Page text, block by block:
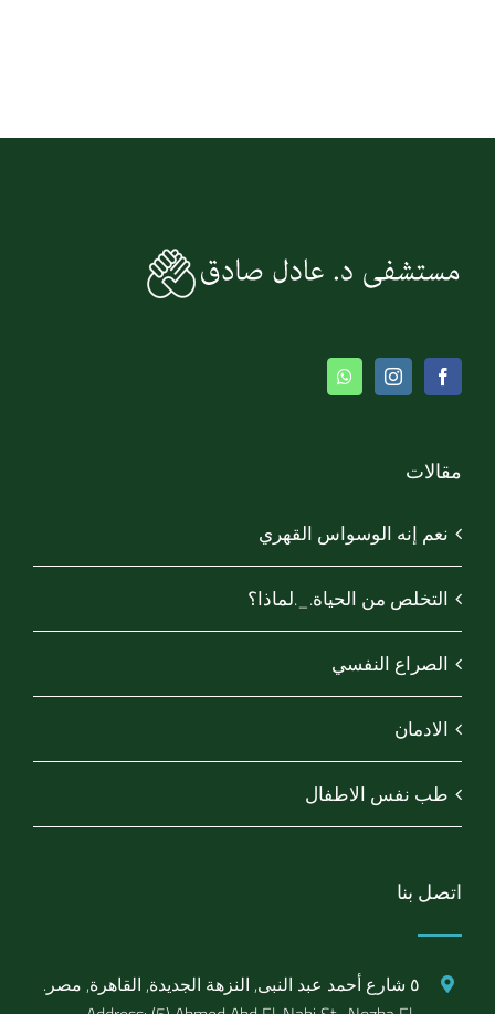
مقالات
نعم إنه الوسواس القهري
التخلص من الحياة._.لماذا؟
الصراع النفسي
الادمان
طب نفس الاطفال
اتصل بنا
٥ شارع أحمد عبد النبى, النزهة الجديدة, القاهرة, مصر.